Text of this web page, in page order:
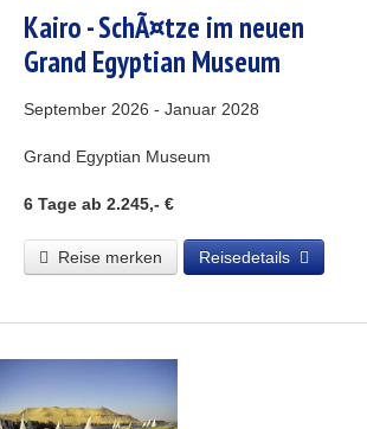
Kairo - SchÃ¤tze im neuen
Grand Egyptian Museum
September 2026 - Januar 2028
Grand Egyptian Museum
6 Tage ab 2.245,- €
Reise merken Reisedetails